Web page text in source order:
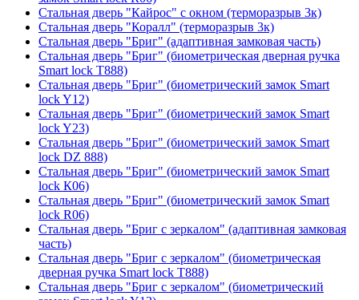
Стальная дверь "Кайрос" с окном (терморазрыв 3к)
Стальная дверь "Коралл" (терморазрыв 3к)
Стальная дверь "Бриг" (адаптивная замковая часть)
Стальная дверь "Бриг" (биометрическая дверная ручка
Smart lock T888)
Стальная дверь "Бриг" (биометрический замок Smart
lock Y12)
Стальная дверь "Бриг" (биометрический замок Smart
lock Y23)
Стальная дверь "Бриг" (биометрический замок Smart
lock DZ 888)
Стальная дверь "Бриг" (биометрический замок Smart
lock К06)
Стальная дверь "Бриг" (биометрический замок Smart
lock R06)
Стальная дверь "Бриг с зеркалом" (адаптивная замковая
часть)
Стальная дверь "Бриг с зеркалом" (биометрическая
дверная ручка Smart lock T888)
Стальная дверь "Бриг с зеркалом" (биометрический